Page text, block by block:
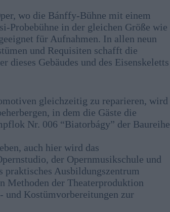
wo die Bánffy-Bühne mit einem
Probebühne in der gleichen Größe wie
für Aufnahmen. In allen neun
und Requisiten schafft die
dieses Gebäudes und des Eisenskeletts
gleichzeitig zu reparieren, wird
in dem die Gäste die
Nr. 006 “Biatorbágy” der Baureihe
auch hier wird das
der Opernmusikschule und
praktisches Ausbildungszentrum
Methoden der Theaterproduktion
und Kostümvorbereitungen zur